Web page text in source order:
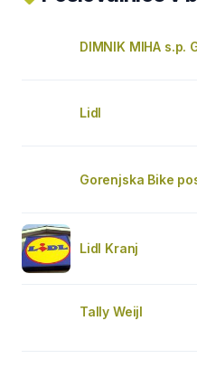
DIMNIK MIHA s.p.
Lidl
Gorenjska Bike
Lidl Kranj
Tally Weijl